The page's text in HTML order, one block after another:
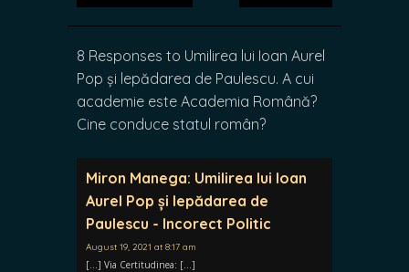
8 Responses to Umilirea lui Ioan Aurel
Pop și lepădarea de Paulescu. A cui
academie este Academia Română?
Cine conduce statul român?
Miron Manega: Umilirea lui Ioan
Aurel Pop și lepădarea de
Paulescu - Incorect Politic
August 19, 2021 at 8:17 am
[…] Via Certitudinea: […]